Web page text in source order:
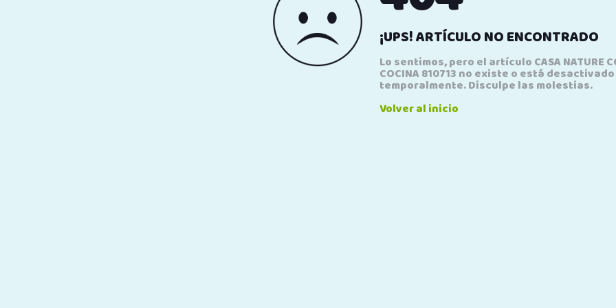
¡UPS! ARTÍCULO NO ENCONTRADO
Lo sentimos, pero el artículo CASA NATURE
COCINA 810713 no existe o está desactivado
temporalmente. Disculpe las molestias.
Volver al inicio